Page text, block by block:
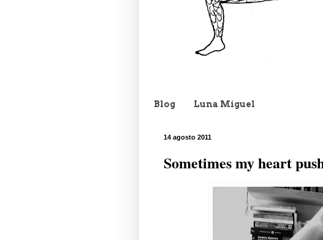
Blog Luna Miguel
14 agosto 2011
Sometimes my heart